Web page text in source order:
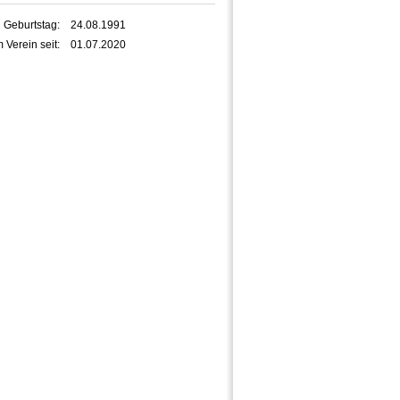
Geburtstag:
24.08.1991
Verein seit:
01.07.2020